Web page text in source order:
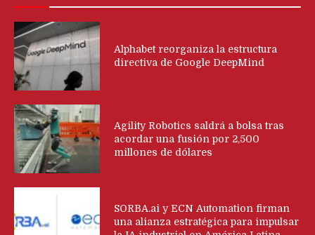
Alphabet reorganiza la estructura
directiva de Google DeepMind
Agility Robotics saldrá a bolsa tras
acordar una fusión por 2,500
millones de dólares
SORBA.ai y ECN Automation firman
una alianza estratégica para impulsar